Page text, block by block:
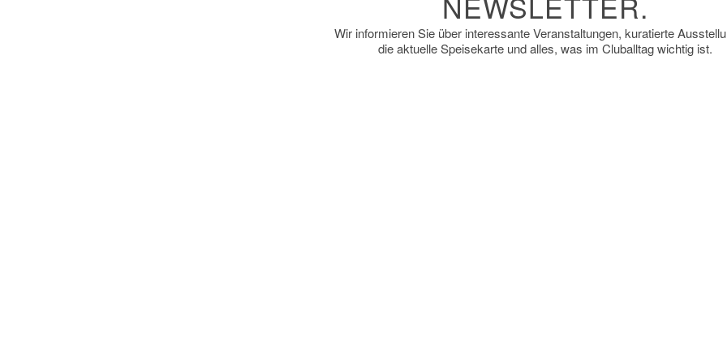
Wir informieren Sie über interessante Veranstaltungen, kuratierte
die aktuelle Speisekarte und alles, was im Cluballtag wichtig ist.